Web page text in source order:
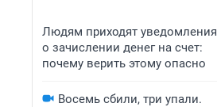
Людям приходят уведомления
о зачислении денег на счет:
почему верить этому опасно
Восемь сбили, три упали.